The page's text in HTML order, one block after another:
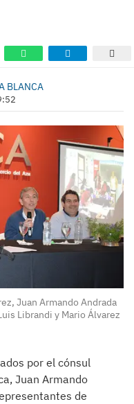
BLANCA
Juan Armando Andrada
Librandi y Mario Álvarez
por el cónsul
Juan Armando
de